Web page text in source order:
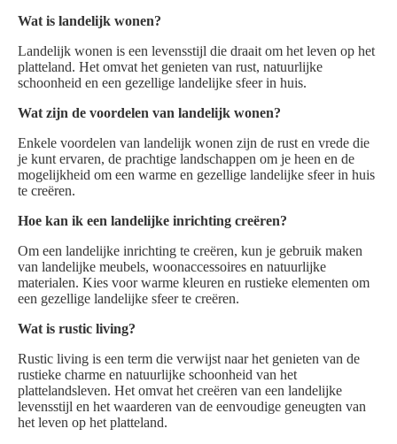
Wat is landelijk wonen?
Landelijk wonen is een levensstijl die draait om het leven op het
platteland. Het omvat het genieten van rust, natuurlijke
schoonheid en een gezellige landelijke sfeer in huis.
Wat zijn de voordelen van landelijk wonen?
Enkele voordelen van landelijk wonen zijn de rust en vrede die
je kunt ervaren, de prachtige landschappen om je heen en de
mogelijkheid om een warme en gezellige landelijke sfeer in huis
te creëren.
Hoe kan ik een landelijke inrichting creëren?
Om een landelijke inrichting te creëren, kun je gebruik maken
van landelijke meubels, woonaccessoires en natuurlijke
materialen. Kies voor warme kleuren en rustieke elementen om
een gezellige landelijke sfeer te creëren.
Wat is rustic living?
Rustic living is een term die verwijst naar het genieten van de
rustieke charme en natuurlijke schoonheid van het
plattelandsleven. Het omvat het creëren van een landelijke
levensstijl en het waarderen van de eenvoudige geneugten van
het leven op het platteland.